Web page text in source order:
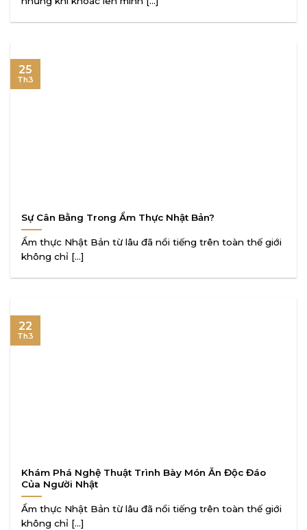
Sự Cân Bằng Trong Ẩm Thực Nhật Bản?
Ẩm thực Nhật Bản từ lâu đã nổi tiếng trên toàn thế giới
không chỉ [...]
25
Th3
Khám Phá Nghệ Thuật Trình Bày Món Ăn Độc Đáo
Của Người Nhật
Ẩm thực Nhật Bản từ lâu đã nổi tiếng trên toàn thế giới
không chỉ [...]
22
Th3